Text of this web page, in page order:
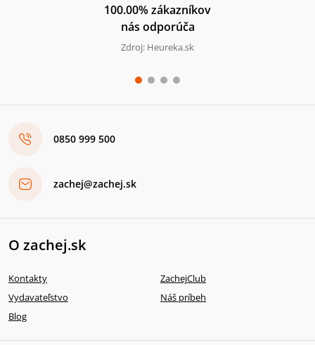
100.00% zákazníkov
nás odporúča
Zdroj: Heureka.sk
0850 999 500
zachej@zachej.sk
O zachej.sk
Kontakty
ZachejClub
Vydavateľstvo
Náš príbeh
Blog